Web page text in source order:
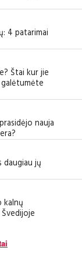
4 patarimai
Štai kur jie
nauja
daugiau jų
kalnų